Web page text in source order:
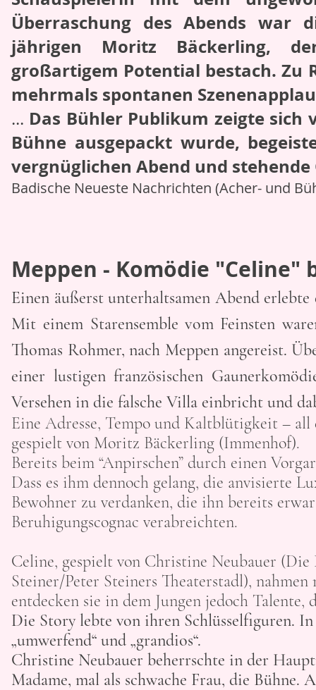
Überraschung des Abends war
jährigen Moritz Bäckerling,
großartigem Potential bestach. Zu
mehrmals spontanen
... Das Bühler Publikum zeigte sich
Bühne ausgepackt wurde,
vergnüglichen Abend und
Badische Neueste Nachrichten (Acher- und
Meppen - Komödie
Einen äußerst unterhaltsamen Abend
Mit einem Starensemble vom Feinsten
Thomas Rohmer, nach Meppen angereist.
einer lustigen französischen
Versehen in die falsche Villa einbricht und
Eine Adresse, Tempo und Kaltblütigkeit –
gespielt von Moritz Bäckerling (Immenhof).
Bereits beim “Anpirschen” durch einen
Dass es ihm dennoch gelang, die anvisierte
Bewohner zu verdanken, die ihn bereits
Beruhigungscognac verabreichten.
Celine, gespielt von Christine Neubauer (Die
Steiner/Peter Steiners Theaterstadl),
entdecken sie in dem Jungen jedoch
Die Story lebte von ihren Schlüsselfiguren.
„umwerfend“ und „grandios“.
Christine Neubauer beherrschte in der
Madame, mal als schwache Frau, die